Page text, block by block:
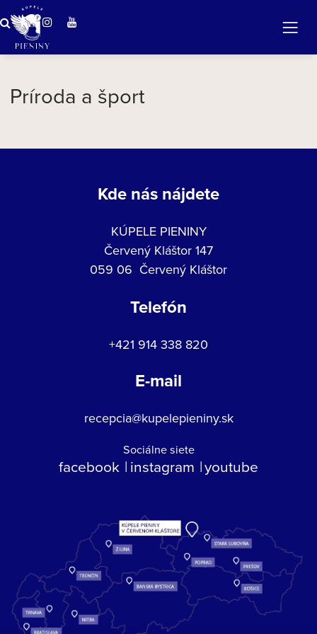
Príroda a šport
Kde nás nájdete
KÚPELE PIENINY
Červený Kláštor 147
059 06 Červený Kláštor
Telefón
+421 914 338 820
E-mail
recepcia@kupelepieniny.sk
Sociálne siete
facebook instagram youtube